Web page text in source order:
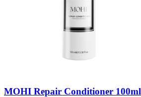
MOHI Repair Conditioner 100ml